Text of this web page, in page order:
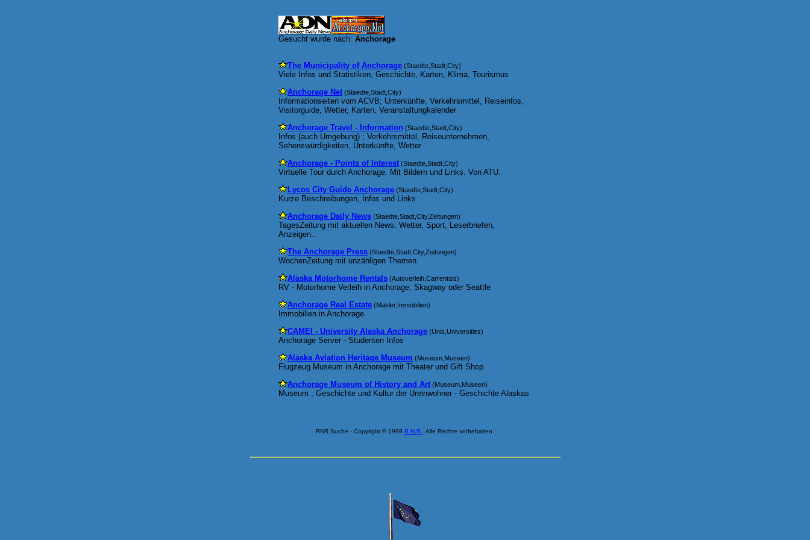
Gesucht wurde nach: Anchorage
The Municipality of Anchorage (Staedte,Stadt,City)
Viele Infos und Statistiken, Geschichte, Karten, Klima, Tourismus
Anchorage Net (Staedte,Stadt,City)
Informationseiten vom ACVB; Unterkünfte, Verkehrsmittel, Reiseinfos,
Visitorguide, Wetter, Karten, Veranstaltungkalender
Anchorage Travel - Information (Staedte,Stadt,City)
Infos (auch Umgebung) ; Verkehrsmittel, Reiseunternehmen,
Sehenswürdigkeiten, Unterkünfte, Wetter
Anchorage - Points of Interest (Staedte,Stadt,City)
Virtuelle Tour durch Anchorage. Mit Bildern und Links. Von ATU.
Lycos City Guide Anchorage (Staedte,Stadt,City)
Kurze Beschreibungen, Infos und Links
Anchorage Daily News (Staedte,Stadt,City,Zeitungen)
TagesZeitung mit aktuellen News, Wetter, Sport, Leserbriefen,
Anzeigen..
The Anchorage Press (Staedte,Stadt,City,Zeitungen)
WochenZeitung mit unzähligen Themen
Alaska Motorhome Rentals (Autoverleih,Carrentals)
RV - Motorhome Verleih in Anchorage, Skagway oder Seattle
Anchorage Real Estate (Makler,Immobilien)
Immobilien in Anchorage
CAMEI - University Alaska Anchorage (Unis,Universities)
Anchorage Server - Studenten Infos
Alaska Aviation Heritage Museum (Museum,Museen)
Flugzeug Museum in Anchorage mit Theater und Gift Shop
Anchorage Museum of History and Art (Museum,Museen)
Museum ; Geschichte und Kultur der Ureinwohner - Geschichte Alaskas
RNR Suche - Copyright © 1999 R.N.R. . Alle Rechte vorbehalten.